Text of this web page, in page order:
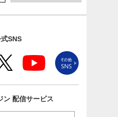
SNS
ン 配信サービス